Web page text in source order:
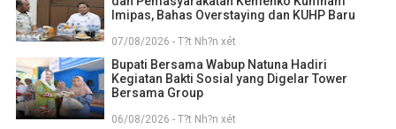
Imipas, Bahas Overstaying dan KUHP Baru
07/08/2026 - T?t Nh?n xét
Bupati Bersama Wabup Natuna Hadiri
Kegiatan Bakti Sosial yang Digelar Tower
Bersama Group
06/08/2026 - T?t Nh?n xét